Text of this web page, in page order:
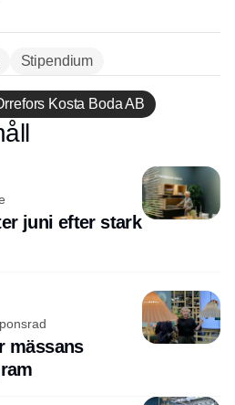
Stipendium
Kosta Boda AB
Annons
juni efter stark
mässans